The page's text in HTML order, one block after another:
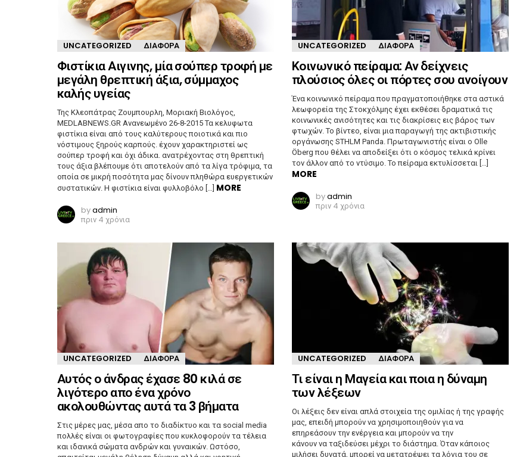
UNCATEGORIZED ΔΙΆΦΟΡΑ
Φιστίκια Αιγινης, μία σούπερ τροφή με
μεγάλη θρεπτική άξια, σύμμαχος
καλής υγείας
Της Κλεοπάτρας Ζουμπουρλη, Μοριακή Βιολόγος,
MEDLABNEWS.GR Ανανεωμένο 26-8-2015 Τα κελυφωτα
φιστίκια είναι από τους καλύτερους ποιοτικά και πιο
νόστιμους ξηρούς καρπούς. έχουν χαρακτηριστεί ως
σούπερ τροφή και όχι άδικα. ανατρέχοντας στη θρεπτική
τους άξια βλέπουμε ότι αποτελούν από τα λίγα τρόφιμα, τα
οποία σε μικρή ποσότητα μας δίνουν πληθώρα ευεργετικών
συστατικών. Η φιστίκια είναι φυλλοβόλο […] MORE
byadmin
πριν 4 χρόνια
UNCATEGORIZED ΔΙΆΦΟΡΑ
Κοινωνικό πείραμα: Αν δείχνεις
πλούσιος όλες οι πόρτες σου ανοίγουν
Ένα κοινωνικό πείραμα που πραγματοποιήθηκε στα αστικά
λεωφορεία της Στοκχόλμης έχει εκθέσει δραματικά τις
κοινωνικές ανισότητες και τις διακρίσεις εις βάρος των
φτωχών. Το βίντεο, είναι μια παραγωγή της ακτιβιστικής
οργάνωσης STHLM Panda. Πρωταγωνιστής είναι ο Olle
Öberg που θέλει να αποδείξει ότι ο κόσμος τελικά κρίνει
τον άλλον από το ντύσιμο. Το πείραμα εκτυλίσσεται […]
MORE
byadmin
πριν 4 χρόνια
UNCATEGORIZED ΔΙΆΦΟΡΑ
Αυτός ο άνδρας έχασε 80 κιλά σε
λιγότερο απο ένα χρόνο
ακολουθώντας αυτά τα 3 βήματα
Στις μέρες μας, μέσα απο το διαδίκτυο και τα social media
πολλές είναι οι φωτογραφίες που κυκλοφορούν τα τέλεια
και ιδανικά σώματα ανδρών και γυναικών. Ωστόσο,
UNCATEGORIZED ΔΙΆΦΟΡΑ
Τι είναι η Μαγεία και ποια η δύναμη
των λέξεων
Οι λέξεις δεν είναι απλά στοιχεία της ομιλίας ή της γραφής
μας, επειδή μπορούν να χρησιμοποιηθούν για να
επηρεάσουν την ενέργεια και μπορούν να την
κάνουν να ταξιδεύσει μέχρι το διάστημα. Όταν κάποιος
μιλήσει δυνατά, μπορεί να μετατρέψει τα λόγια του σε